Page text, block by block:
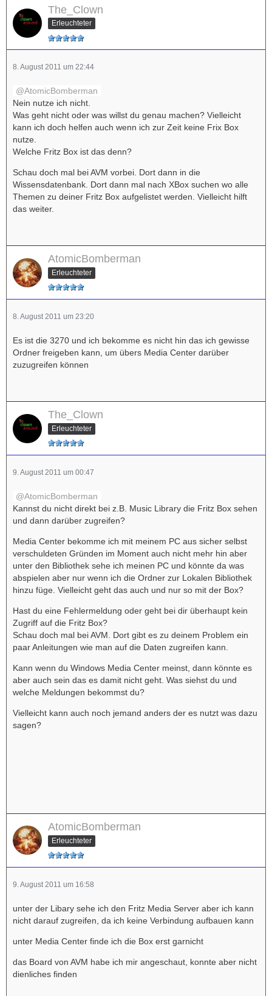
The_Clown
Erleuchteter
8. August 2011 um 22:44
AtomicBomberman
Nein nutze ich nicht.
Was geht nicht oder was willst du genau machen? Vielleicht
kann ich doch helfen auch wenn ich zur Zeit keine Frix Box
nutze.
Welche Fritz Box ist das denn?
Schau doch mal bei AVM vorbei. Dort dann in die
Wissensdatenbank. Dort dann mal nach XBox suchen wo alle
Themen zu deiner Fritz Box aufgelistet werden. Vielleicht hilft
das weiter.
AtomicBomberman
Erleuchteter
8. August 2011 um 23:20
Es ist die 3270 und ich bekomme es nicht hin das ich gewisse
Ordner freigeben kann, um übers Media Center darüber
zuzugreifen können
The_Clown
Erleuchteter
9. August 2011 um 00:47
AtomicBomberman
Kannst du nicht direkt bei z.B. Music Library die Fritz Box sehen
und dann darüber zugreifen?
Media Center bekomme ich mit meinem PC aus sicher selbst
verschuldeten Gründen im Moment auch nicht mehr hin aber
unter den Bibliothek sehe ich meinen PC und könnte da was
abspielen aber nur wenn ich die Ordner zur Lokalen Bibliothek
hinzu füge. Vielleicht geht das auch und nur so mit der Box?
Hast du eine Fehlermeldung oder geht bei dir überhaupt kein
Zugriff auf die Fritz Box?
Schau doch mal bei AVM. Dort gibt es zu deinem Problem ein
paar Anleitungen wie man auf die Daten zugreifen kann.
Kann wenn du Windows Media Center meinst, dann könnte es
aber auch sein das es damit nicht geht. Was siehst du und
welche Meldungen bekommst du?
Vielleicht kann auch noch jemand anders der es nutzt was dazu
sagen?
AtomicBomberman
Erleuchteter
9. August 2011 um 16:58
unter der Libary sehe ich den Fritz Media Server aber ich kann
nicht darauf zugreifen, da ich keine Verbindung aufbauen kann
unter Media Center finde ich die Box erst garnicht
das Board von AVM habe ich mir angeschaut, konnte aber nicht
dienliches finden